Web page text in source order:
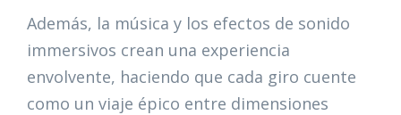
Además, la música y los efectos de sonido
immersivos crean una experiencia
envolvente, haciendo que cada giro cuente
como un viaje épico entre dimensiones